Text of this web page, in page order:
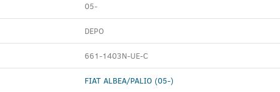
05-
DEPO
661-1403N-UE-C
FIAT ALBEA/PALIO (05-)